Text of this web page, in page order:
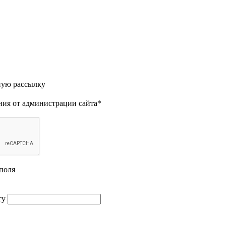
рассылку
от администрации сайта*